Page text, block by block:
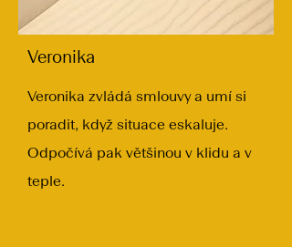
Veronika
Veronika zvládá smlouvy a umí si
poradit, když situace eskaluje.
Odpočívá pak většinou v klidu a v
teple.